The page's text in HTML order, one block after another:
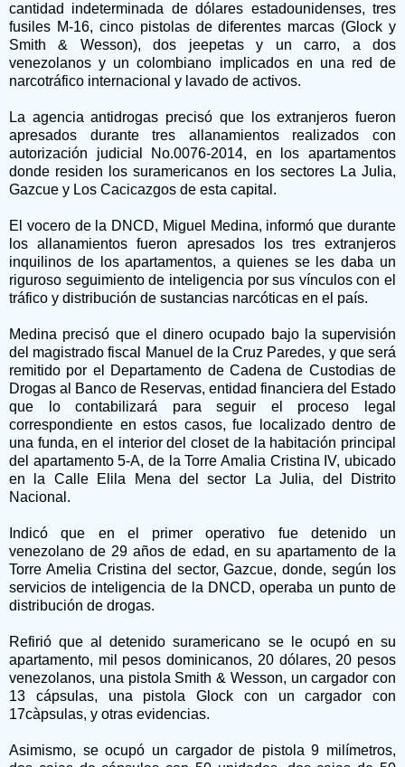
cantidad indeterminada de dólares estadounidenses, tres
fusiles M-16, cinco pistolas de diferentes marcas (Glock y
Smith & Wesson), dos jeepetas y un carro, a dos
venezolanos y un colombiano implicados en una red de
narcotráfico internacional y lavado de activos.
La agencia antidrogas precisó que los extranjeros fueron
apresados durante tres allanamientos realizados con
autorización judicial No.0076-2014, en los apartamentos
donde residen los suramericanos en los sectores La Julia,
Gazcue y Los Cacicazgos de esta capital.
El vocero de la DNCD, Miguel Medina, informó que durante
los allanamientos fueron apresados los tres extranjeros
inquilinos de los apartamentos, a quienes se les daba un
riguroso seguimiento de inteligencia por sus vínculos con el
tráfico y distribución de sustancias narcóticas en el país.
Medina precisó que el dinero ocupado bajo la supervisión
del magistrado fiscal Manuel de la Cruz Paredes, y que será
remitido por el Departamento de Cadena de Custodias de
Drogas al Banco de Reservas, entidad financiera del Estado
que lo contabilizará para seguir el proceso legal
correspondiente en estos casos, fue localizado dentro de
una funda, en el interior del closet de la habitación principal
del apartamento 5-A, de la Torre Amalia Cristina IV, ubicado
en la Calle Elila Mena del sector La Julia, del Distrito
Nacional.
Indicó que en el primer operativo fue detenido un
venezolano de 29 años de edad, en su apartamento de la
Torre Amelia Cristina del sector, Gazcue, donde, según los
servicios de inteligencia de la DNCD, operaba un punto de
distribución de drogas.
Refirió que al detenido suramericano se le ocupó en su
apartamento, mil pesos dominicanos, 20 dólares, 20 pesos
venezolanos, una pistola Smith & Wesson, un cargador con
13 cápsulas, una pistola Glock con un cargador con
17càpsulas, y otras evidencias.
Asimismo, se ocupó un cargador de pistola 9 milímetros,